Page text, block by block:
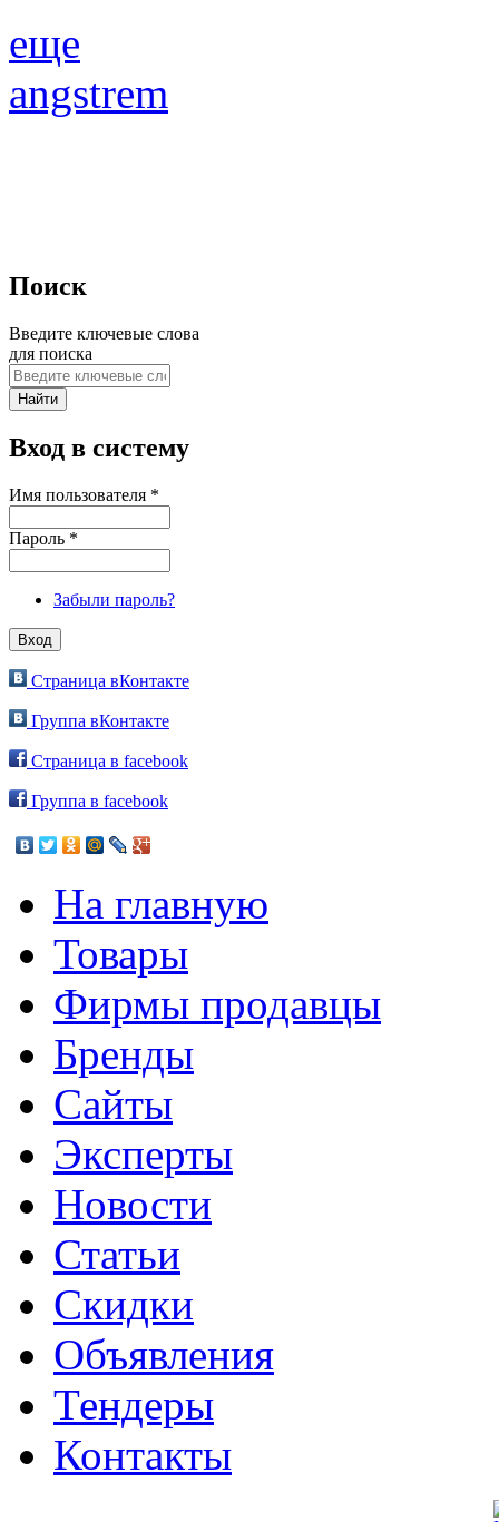
еще
angstrem
Поиск
Введите ключевые слова
для поиска
Вход в систему
Имя пользователя *
Пароль *
Забыли пароль?
Страница вКонтакте
Группа вКонтакте
Страница в facebook
Группа в facebook
На главную
Товары
Фирмы продавцы
Бренды
Сайты
Эксперты
Новости
Статьи
Скидки
Объявления
Тендеры
Контакты